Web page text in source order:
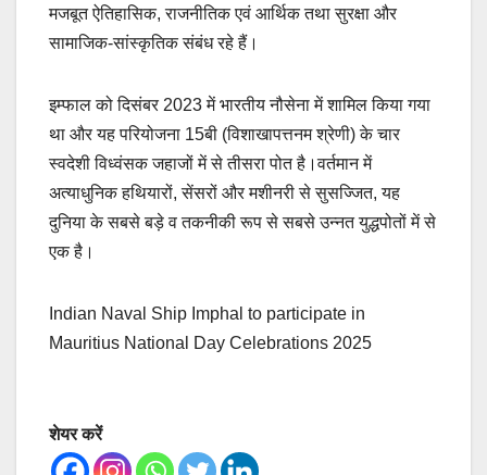
मजबूत ऐतिहासिक, राजनीतिक एवं आर्थिक तथा सुरक्षा और
सामाजिक-सांस्कृतिक संबंध रहे हैं।
इम्फाल को दिसंबर 2023 में भारतीय नौसेना में शामिल किया गया
था और यह परियोजना 15बी (विशाखापत्तनम श्रेणी) के चार
स्वदेशी विध्वंसक जहाजों में से तीसरा पोत है।वर्तमान में
अत्याधुनिक हथियारों, सेंसरों और मशीनरी से सुसज्जित, यह
दुनिया के सबसे बड़े व तकनीकी रूप से सबसे उन्नत युद्धपोतों में से
एक है।
Indian Naval Ship Imphal to participate in
Mauritius National Day Celebrations 2025
शेयर करें